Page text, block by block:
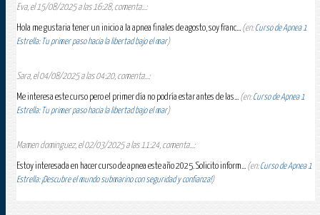
Eva, el 15/08/2025 a las 16:28, comenta...:
Hola me gustaria tener un inicio a la apnea finales de agosto, soy franc... (en:Curso de Apnea 1
Estrella: Tu primer paso hacia la libertad bajo el mar)
Sara, el 04/08/2025 a las 04:20, comenta...:
Me interesa este curso pero el primer día no podría estar antes de las... (en:Curso de Apnea 1
Estrella: Tu primer paso hacia la libertad bajo el mar)
Mamen dominguez, el 02/03/2025 a las 11:24, comenta...:
Estoy interesada en hacer curso de apnea este año 2025. Solicito inform... (en:Curso de Apnea 1
Estrella: ¡Descubre el mundo submarino con seguridad y confianza!)